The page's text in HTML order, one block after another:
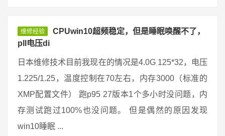
维修经验
CPUwin10超频稳定，但是睡眠唤醒不了，
pll电压di
日本维修技术目前我现在的情况是4.0G 125*32，电压
1.225/1.25，温度控制在70左右，内存3000（标准的
XMP配置文件） 跑p95 27版本1个多小时没问题，内
存测试跑过100%也没问题。 但是偶然的原因发现
win10睡眠 ...